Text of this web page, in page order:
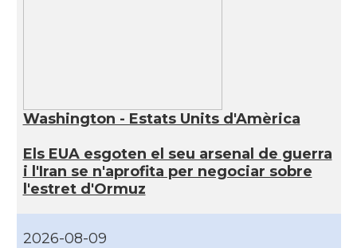
Washington - Estats Units d'Amèrica
Els EUA esgoten el seu arsenal de guerra
i l'Iran se n'aprofita per negociar sobre
l'estret d'Ormuz
2026-08-09